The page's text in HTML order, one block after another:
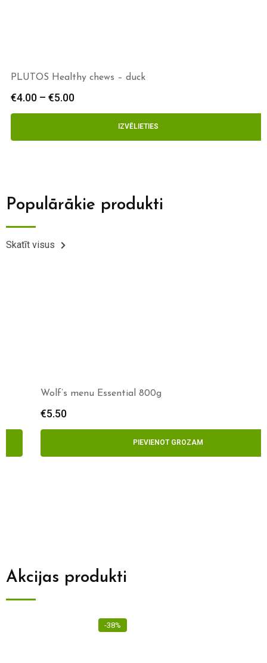
PLUTOS Healthy chews – duck
€4.00–€5.00
IZVĒLIETIES
Populārākie produkti
Skatīt visus
Wolf’s menu Essential 800g
PIEVIENOT GROZAM
Akcijas produkti